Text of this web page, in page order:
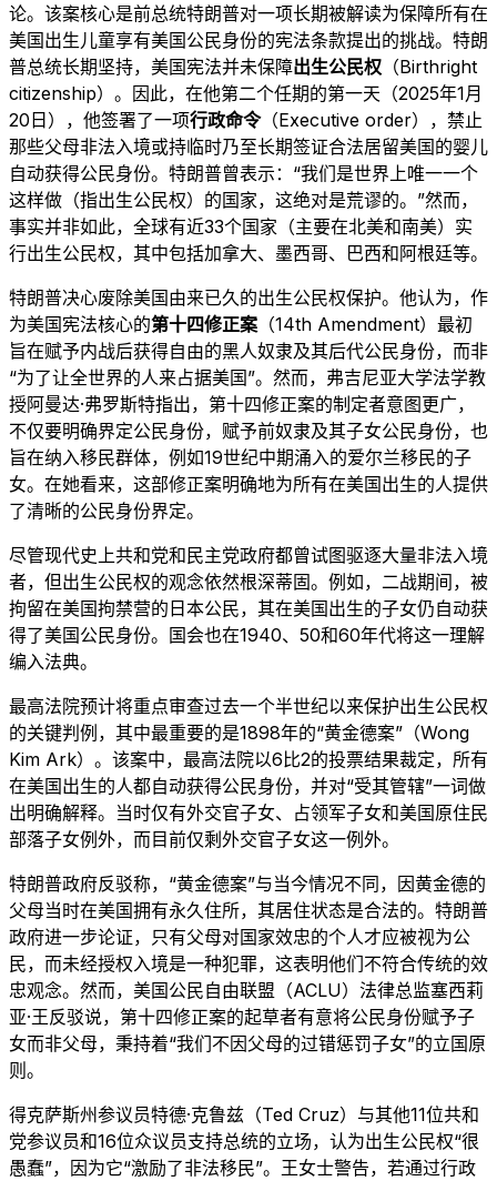
论。该案核心是前总统特朗普对一项长期被解读为保障所有在
美国出生儿童享有美国公民身份的宪法条款提出的挑战。特朗
普总统长期坚持，美国宪法并未保障出生公民权 （Birthright
citizenship）。因此，在他第二个任期的第一天（2025年1月
20日），他签署了一项行政命令（Executive order），禁止
那些父母非法入境或持临时乃至长期签证合法居留美国的婴儿
自动获得公民身份。特朗普曾表示：“我们是世界上唯一一个
这样做（指出生公民权）的国家，这绝对是荒谬的。”然而，
事实并非如此，全球有近33个国家（主要在北美和南美）实
行出生公民权，其中包括加拿大、墨西哥、巴西和阿根廷等。
特朗普决心废除美国由来已久的出生公民权保护。他认为，作
为美国宪法核心的第十四修正案 （14th Amendment）最初
旨在赋予内战后获得自由的黑人奴隶及其后代公民身份，而非
“为了让全世界的人来占据美国”。然而，弗吉尼亚大学法学教
授阿曼达·弗罗斯特指出，第十四修正案的制定者意图更广，
不仅要明确界定公民身份，赋予前奴隶及其子女公民身份，也
旨在纳入移民群体，例如19世纪中期涌入的爱尔兰移民的子
女。在她看来，这部修正案明确地为所有在美国出生的人提供
了清晰的公民身份界定。
尽管现代史上共和党和民主党政府都曾试图驱逐大量非法入境
者，但出生公民权的观念依然根深蒂固。例如，二战期间，被
拘留在美国拘禁营的日本公民，其在美国出生的子女仍自动获
得了美国公民身份。国会也在1940、50和60年代将这一理解
编入法典。
最高法院预计将重点审查过去一个半世纪以来保护出生公民权
的关键判例，其中最重要的是1898年的“黄金德案”（Wong
Kim Ark）。该案中，最高法院以6比2的投票结果裁定，所有
在美国出生的人都自动获得公民身份，并对“受其管辖”一词做
出明确解释。当时仅有外交官子女、占领军子女和美国原住民
部落子女例外，而目前仅剩外交官子女这一例外。
特朗普政府反驳称，“黄金德案”与当今情况不同，因黄金德的
父母当时在美国拥有永久住所，其居住状态是合法的。特朗普
政府进一步论证，只有父母对国家效忠的个人才应被视为公
民，而未经授权入境是一种犯罪，这表明他们不符合传统的效
忠观念。然而，美国公民自由联盟（ACLU）法律总监塞西莉
亚·王反驳说，第十四修正案的起草者有意将公民身份赋予子
女而非父母，秉持着“我们不因父母的过错惩罚子女”的立国原
则。
得克萨斯州参议员特德·克鲁兹（Ted Cruz）与其他11位共和
党参议员和16位众议员支持总统的立场，认为出生公民权“很
愚蠢”，因为它“激励了非法移民”。王女士警告，若通过行政